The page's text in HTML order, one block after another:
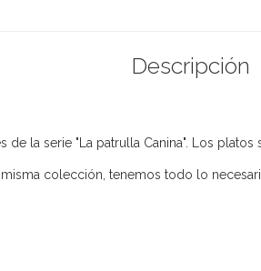
Descripción
la serie "La patrulla Canina". Los
colección, tenemos todo lo